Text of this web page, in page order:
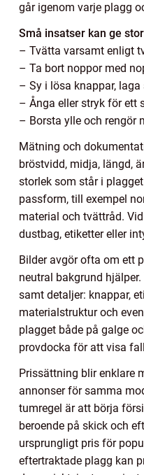
går igenom varje plagg
Små insatser kan ge
– Tvätta varsamt enligt
– Ta bort noppor med
– Sy i lösa knappar,
– Ånga eller stryk för ett
– Borsta ylle och rengör
Mätning och
bröstvidd, midja, längd,
storlek som står i
passform, till exempel
material och tvättråd.
dustbag, etiketter eller
Bilder avgör ofta om ett
neutral bakgrund
samt detaljer: knappar,
materialstruktur och
plagget både på galge
provdocka för att visa
Prissättning blir enklare
annonser för samma
tumregel är att börja
beroende på skick och
ursprungligt pris för
eftertraktade plagg kan